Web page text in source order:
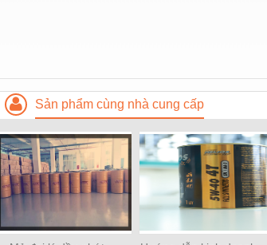
Sản phẩm cùng nhà cung cấp